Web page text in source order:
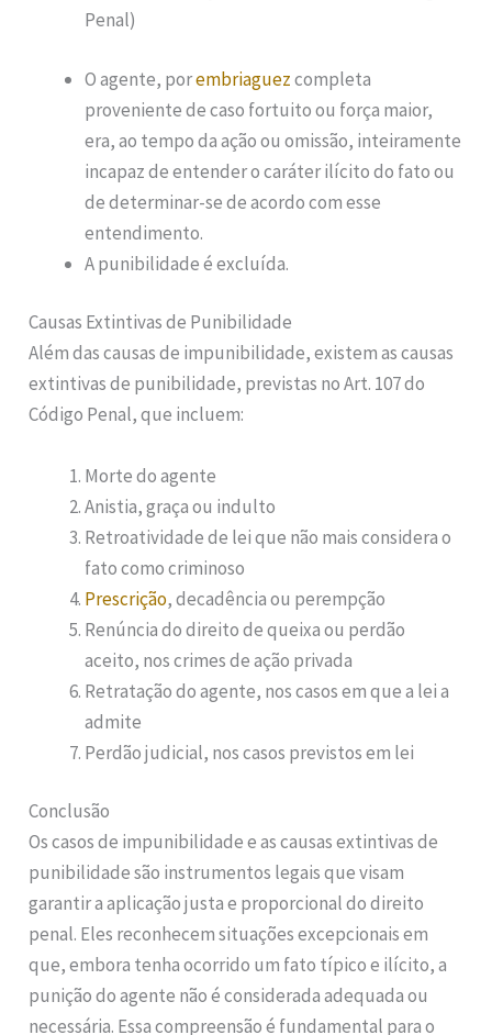
Penal)
O agente, porembriaguezcompleta
proveniente de caso fortuito ou força maior,
era, ao tempo da ação ou omissão, inteiramente
incapaz de entender o caráter ilícito do fato ou
de determinar-se de acordo com esse
entendimento.
A punibilidade é excluída.
Causas Extintivas de Punibilidade
Além das causas de impunibilidade, existem as causas
extintivas de punibilidade, previstas no Art. 107 do
Código Penal, que incluem:
Morte do agente
Anistia, graça ou indulto
Retroatividade de lei que não mais considera o
fato como criminoso
Prescrição, decadência ou perempção
Renúncia do direito de queixa ou perdão
aceito, nos crimes de ação privada
Retratação do agente, nos casos em que a lei a
admite
Perdão judicial, nos casos previstos em lei
Conclusão
Os casos de impunibilidade e as causas extintivas de
punibilidade são instrumentos legais que visam
garantir a aplicação justa e proporcional do direito
penal. Eles reconhecem situações excepcionais em
que, embora tenha ocorrido um fato típico e ilícito, a
punição do agente não é considerada adequada ou
necessária. Essa compreensão é fundamental para o